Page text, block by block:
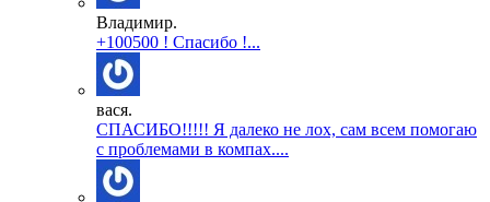
Владимир.
+100500 ! Спасибо !...
вася.
СПАСИБО!!!!! Я далеко не лох, сам всем помогаю
с проблемами в компах....